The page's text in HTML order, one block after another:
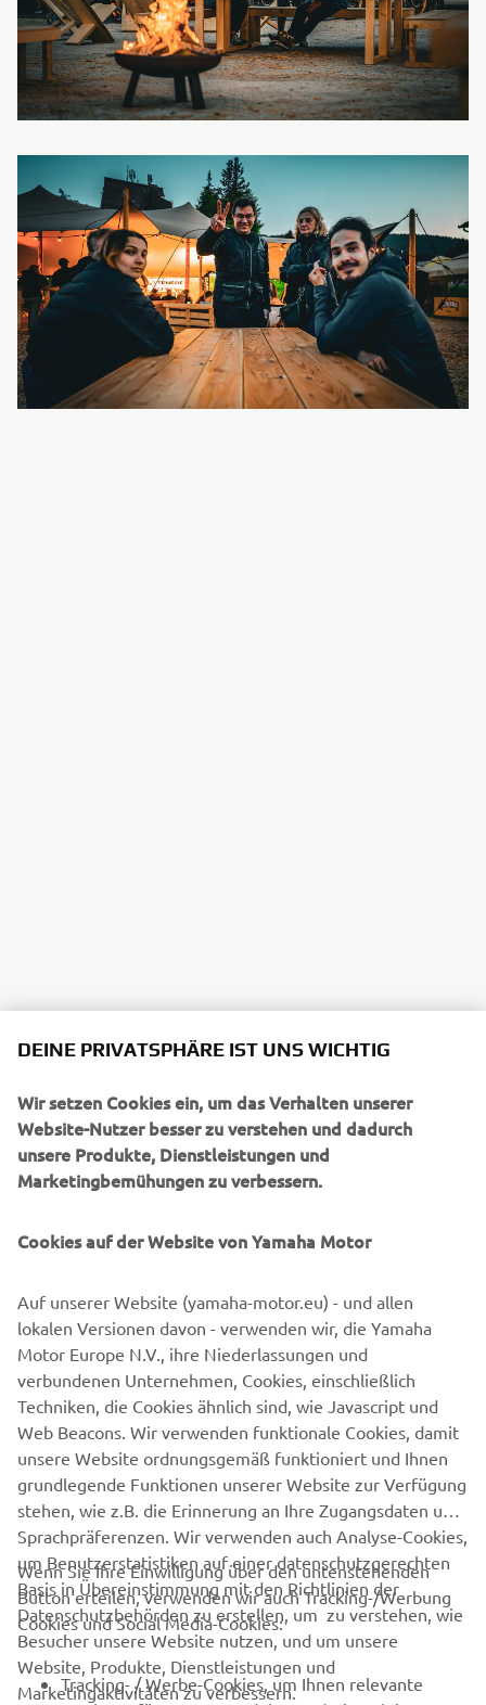
DEINE PRIVATSPHÄRE IST UNS WICHTIG
Wir setzen Cookies ein, um das Verhalten unserer
Website-Nutzer besser zu verstehen und dadurch
unsere Produkte, Dienstleistungen und
Marketingbemühungen zu verbessern.
Cookies auf der Website von Yamaha Motor
Auf unserer Website (yamaha-motor.eu) - und allen
lokalen Versionen davon - verwenden wir, die Yamaha
Motor Europe N.V., ihre Niederlassungen und
verbundenen Unternehmen, Cookies, einschließlich
Techniken, die Cookies ähnlich sind, wie Javascript und
Web Beacons. Wir verwenden funktionale Cookies, damit
unsere Website ordnungsgemäß funktioniert und Ihnen
grundlegende Funktionen unserer Website zur Verfügung
stehen, wie z.B. die Erinnerung an Ihre Zugangsdaten und
Sprachpräferenzen. Wir verwenden auch Analyse-Cookies,
um Benutzerstatistiken auf einer datenschutzgerechten
Basis in Übereinstimmung mit den Richtlinien der
Datenschutzbehörden zu erstellen, um zu verstehen, wie
Besucher unsere Website nutzen, und um unsere
Website, Produkte, Dienstleistungen und
Marketingaktivitäten zu verbessern.
Wenn Sie Ihre Einwilligung über den untenstehenden
Button erteilen, verwenden wir auch Tracking-/Werbung
Cookies und Social Media-Cookies:
Tracking- / Werbe-Cookies, um Ihnen relevante